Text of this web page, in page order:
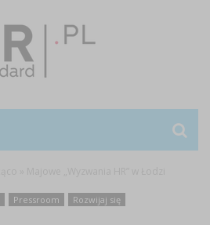
Pressroom
Rozwijaj się